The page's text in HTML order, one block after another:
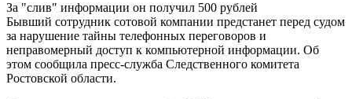
За "слив" информации он получил 500 рублей
Бывший сотрудник сотовой компании предстанет перед судом
за нарушение тайны телефонных переговоров и
неправомерный доступ к компьютерной информации. Об
этом сообщила пресс-служба Следственного комитета
Ростовской области.